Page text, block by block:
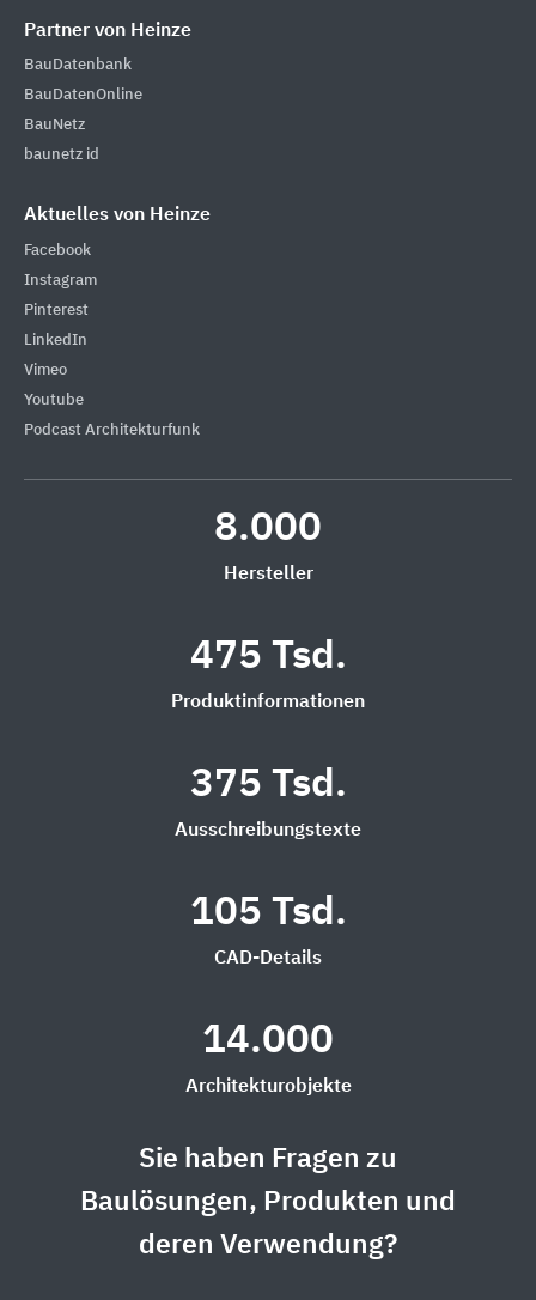
Partner von Heinze
BauDatenbank
BauDatenOnline
BauNetz
baunetz id
Aktuelles von Heinze
Facebook
Instagram
Pinterest
LinkedIn
Vimeo
Youtube
Podcast Architekturfunk
8.000
Hersteller
475 Tsd.
Produktinformationen
375 Tsd.
Ausschreibungstexte
105 Tsd.
CAD-Details
14.000
Architekturobjekte
Sie haben Fragen zu
Baulösungen, Produkten und
deren Verwendung?